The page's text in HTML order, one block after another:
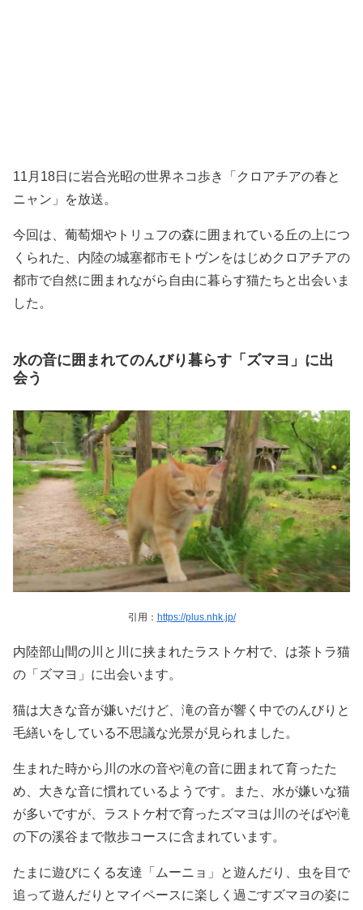
11月18日に岩合光昭の世界ネコ歩き「クロアチアの春と
ニャン」を放送。
今回は、葡萄畑やトリュフの森に囲まれている丘の上につ
くられた、内陸の城塞都市モトヴンをはじめクロアチアの
都市で自然に囲まれながら自由に暮らす猫たちと出会いま
した。
水の音に囲まれてのんびり暮らす「ズマヨ」に出
会う
引用： https://plus.nhk.jp/
内陸部山間の川と川に挟まれたラストケ村で、は茶トラ猫
の「ズマヨ」に出会います。
猫は大きな音が嫌いだけど、滝の音が響く中でのんびりと
毛繕いをしている不思議な光景が見られました。
生まれた時から川の水の音や滝の音に囲まれて育ったた
め、大きな音に慣れているようです。また、水が嫌いな猫
が多いですが、ラストケ村で育ったズマヨは川のそばや滝
の下の溪谷まで散歩コースに含まれています。
たまに遊びにくる友達「ムーニョ」と遊んだり、虫を目で
追って遊んだりとマイペースに楽しく過ごすズマヨの姿に